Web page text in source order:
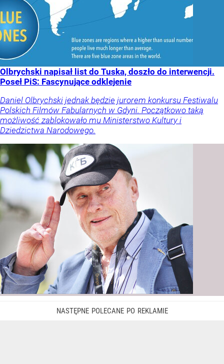
Olbrychski napisał list do Tuska, doszło do interwencji.
Poseł PiS: Fascynujące odklejenie
Daniel Olbrychski jednak będzie jurorem konkursu Festiwalu
Polskich Filmów Fabularnych w Gdyni. Początkowo taką
możliwość zablokowało mu Ministerstwo Kultury i
Dziedzictwa Narodowego.